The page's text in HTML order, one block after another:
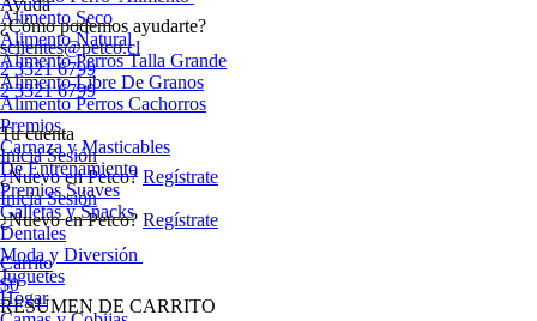
Ayuda
¿Cómo podemos ayudarte?
sclientes@petco.cl
2 3321 6799
2 3321 6799
Tu cuenta
Inicia Sesión
¿Nuevo en Petco? Regístrate
Inicia Sesión
¿Nuevo en Petco? Regístrate
Carrito
$0
RESUMEN DE CARRITO
Alimento Seco
Alimento Natural
Alimento Perros Talla Grande
Alimento Libre De Granos
Alimento Perros Cachorros
Premios
Carnaza y Masticables
De Entrenamiento
Premios Suaves
Galletas y Snacks
Dentales
Moda y Diversión
Juguetes
Hogar